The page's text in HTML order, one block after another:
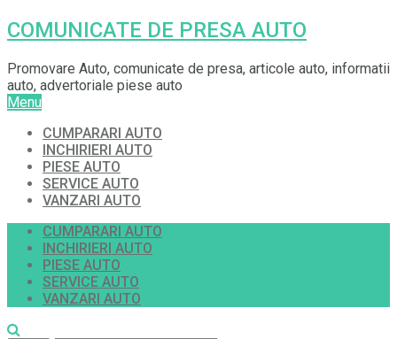
COMUNICATE DE PRESA AUTO
Promovare Auto, comunicate de presa, articole auto, informatii
auto, advertoriale piese auto
Menu
CUMPARARI AUTO
INCHIRIERI AUTO
PIESE AUTO
SERVICE AUTO
VANZARI AUTO
CUMPARARI AUTO
INCHIRIERI AUTO
PIESE AUTO
SERVICE AUTO
VANZARI AUTO